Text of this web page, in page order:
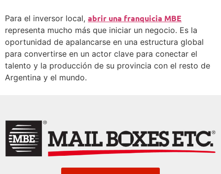
Para el inversor local, abrir una franquicia MBE
representa mucho más que iniciar un negocio. Es la
oportunidad de apalancarse en una estructura global
para convertirse en un actor clave para conectar el
talento y la producción de su provincia con el resto de
Argentina y el mundo.